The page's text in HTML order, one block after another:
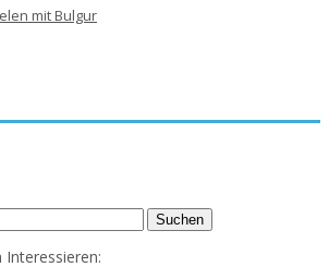
mit Bulgur
Interessieren: